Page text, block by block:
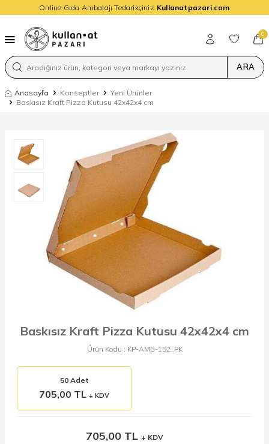
Online Gıda Ambalajı Tedarikçiniz Kullanatpazari.com
ARA
0
Anasayfa Konseptler
Yeni Ürünler
Baskısız Kraft Pizza Kutusu 42x42x4 cm
Baskısız Kraft Pizza Kutusu 42x42x4 cm
Ürün Kodu : KP-AMB-152_PK
50 Adet
705,00 TL + KDV
705,00TL + KDV